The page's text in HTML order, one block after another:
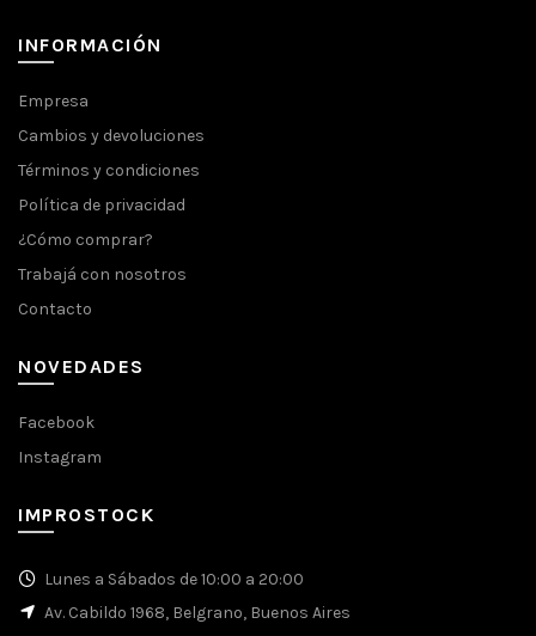
INFORMACIÓN
Empresa
Cambios y devoluciones
Términos y condiciones
Política de privacidad
¿Cómo comprar?
Trabajá con nosotros
Contacto
NOVEDADES
Facebook
Instagram
IMPROSTOCK
Lunes a Sábados de 10:00 a 20:00
Av. Cabildo 1968, Belgrano, Buenos Aires